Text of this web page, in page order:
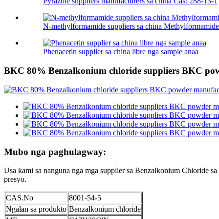
N-methylformamide suppliers sa china
Phenacetin supplier sa china libre nga sample anaa
BKC 80% Benzalkonium chloride suppliers BKC
Mubo nga paghulagway:
Usa kami sa nanguna nga mga supplier sa Benzalkonium Chloride
presyo.
CAS.No
8001-54-5
Ngalan sa produkto Benzalkonium chloride